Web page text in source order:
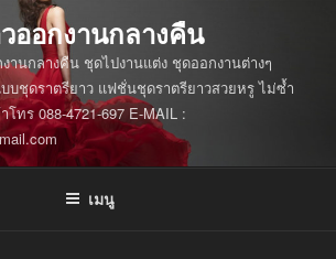
ออกงานกลางคืน
านกลางคืน ชุดไปงานแต่ง ชุดออกงานต่างๆ
บชุดราตรียาว แฟชั่นชุดราตรียาวสวยหรู ไม่ซ้ำ
ทร 088-4721-697 E-MAIL :
เมนู